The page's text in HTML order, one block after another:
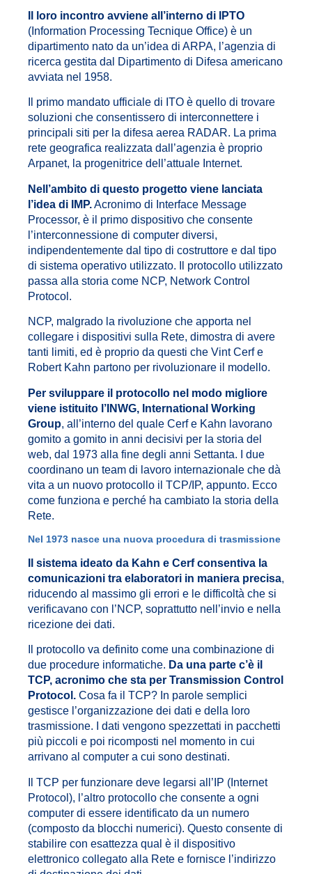
Il loro incontro avviene all’interno di IPTO
(Information Processing Tecnique Office) è un
dipartimento nato da un’idea di ARPA, l’agenzia di
ricerca gestita dal Dipartimento di Difesa americano
avviata nel 1958.
Il primo mandato ufficiale di ITO è quello di trovare
soluzioni che consentissero di interconnettere i
principali siti per la difesa aerea RADAR. La prima
rete geografica realizzata dall’agenzia è proprio
Arpanet, la progenitrice dell’attuale Internet.
Nell’ambito di questo progetto viene lanciata
l’idea di IMP.Acronimo di Interface Message
Processor, è il primo dispositivo che consente
l’interconnessione di computer diversi,
indipendentemente dal tipo di costruttore e dal tipo
di sistema operativo utilizzato. Il protocollo utilizzato
passa alla storia come NCP, Network Control
Protocol.
NCP, malgrado la rivoluzione che apporta nel
collegare i dispositivi sulla Rete, dimostra di avere
tanti limiti, ed è proprio da questi che Vint Cerf e
Robert Kahn partono per rivoluzionare il modello.
Per sviluppare il protocollo nel modo migliore
viene istituito l’INWG, International Working
Group, all’interno del quale Cerf e Kahn lavorano
gomito a gomito in anni decisivi per la storia del
web, dal 1973 alla fine degli anni Settanta. I due
coordinano un team di lavoro internazionale che dà
vita a un nuovo protocollo il TCP/IP, appunto. Ecco
come funziona e perché ha cambiato la storia della
Rete.
Nel 1973 nasce una nuova procedura di trasmissione
Il sistema ideato da Kahn e Cerf consentiva la
comunicazioni tra elaboratori in maniera precisa,
riducendo al massimo gli errori e le difficoltà che si
verificavano con l’NCP, soprattutto nell’invio e nella
ricezione dei dati.
Il protocollo va definito come una combinazione di
due procedure informatiche. Da una parte c’è il
TCP, acronimo che sta per Transmission Control
Protocol. Cosa fa il TCP? In parole semplici
gestisce l’organizzazione dei dati e della loro
trasmissione. I dati vengono spezzettati in pacchetti
più piccoli e poi ricomposti nel momento in cui
arrivano al computer a cui sono destinati.
Il TCP per funzionare deve legarsi all’IP (Internet
Protocol), l’altro protocollo che consente a ogni
computer di essere identificato da un numero
(composto da blocchi numerici). Questo consente di
stabilire con esattezza qual è il dispositivo
elettronico collegato alla Rete e fornisce l’indirizzo